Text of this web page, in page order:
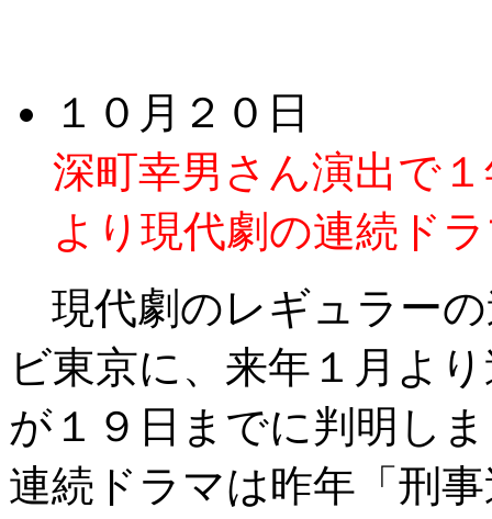
１０月２０日
深町幸男さん演出で
より現代劇の連続ド
現代劇のレギュラー
ビ東京に、来年１月よ
が１９日までに判明し
連続ドラマは昨年「刑